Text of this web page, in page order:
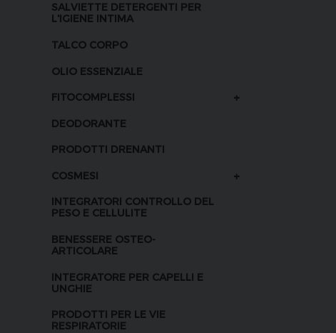
SALVIETTE DETERGENTI PER
L'IGIENE INTIMA
TALCO CORPO
OLIO ESSENZIALE
FITOCOMPLESSI +
DEODORANTE
PRODOTTI DRENANTI
COSMESI +
INTEGRATORI CONTROLLO DEL
PESO E CELLULITE
BENESSERE OSTEO-
ARTICOLARE
INTEGRATORE PER CAPELLI E
UNGHIE
PRODOTTI PER LE VIE
RESPIRATORIE